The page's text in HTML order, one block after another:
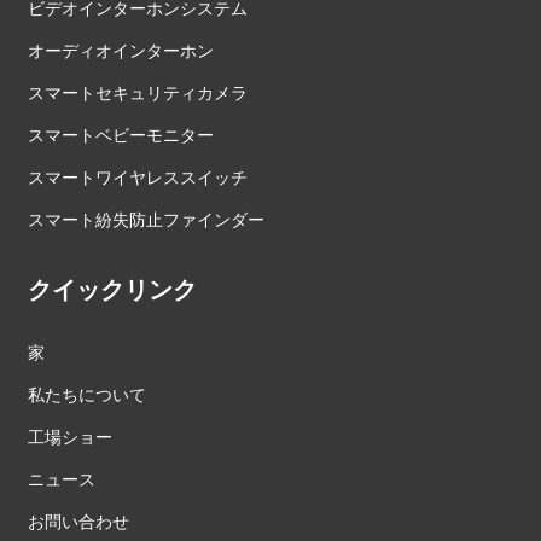
ビデオインターホンシステム
オーディオインターホン
スマートセキュリティカメラ
スマートベビーモニター
スマートワイヤレススイッチ
スマート紛失防止ファインダー
クイックリンク
家
私たちについて
工場ショー
ニュース
お問い合わせ